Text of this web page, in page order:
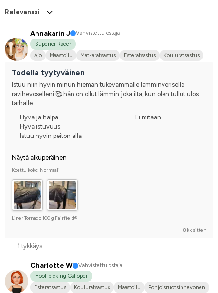
Relevanssi
Annakarin J
Vahvistettu ostaja
Superior Racer
Ajo
Maastoilu Matkaratsastus Esteratsastus
Kouluratsastus
Todella tyytyväinen
Istuu niin hyvin minun hieman tukevammalle lämminveriselle
ravihevoselleni 🥰 hän on ollut lämmin joka ilta, kun olen tullut ulos
tarhalle
Hyvä ja halpa
Hyvä istuvuus
Istuu hyvin peiton alla
Ei mitään
Näytä alkuperäinen
Koettu koko: Normaali
Liner Tornado 100 g Fairfield®
8 kk sitten
1 tykkäys
Charlotte W
Vahvistettu ostaja
Hoof picking Galloper
Esteratsastus
Kouluratsastus Maastoilu
Pohjoisruotsinhevonen